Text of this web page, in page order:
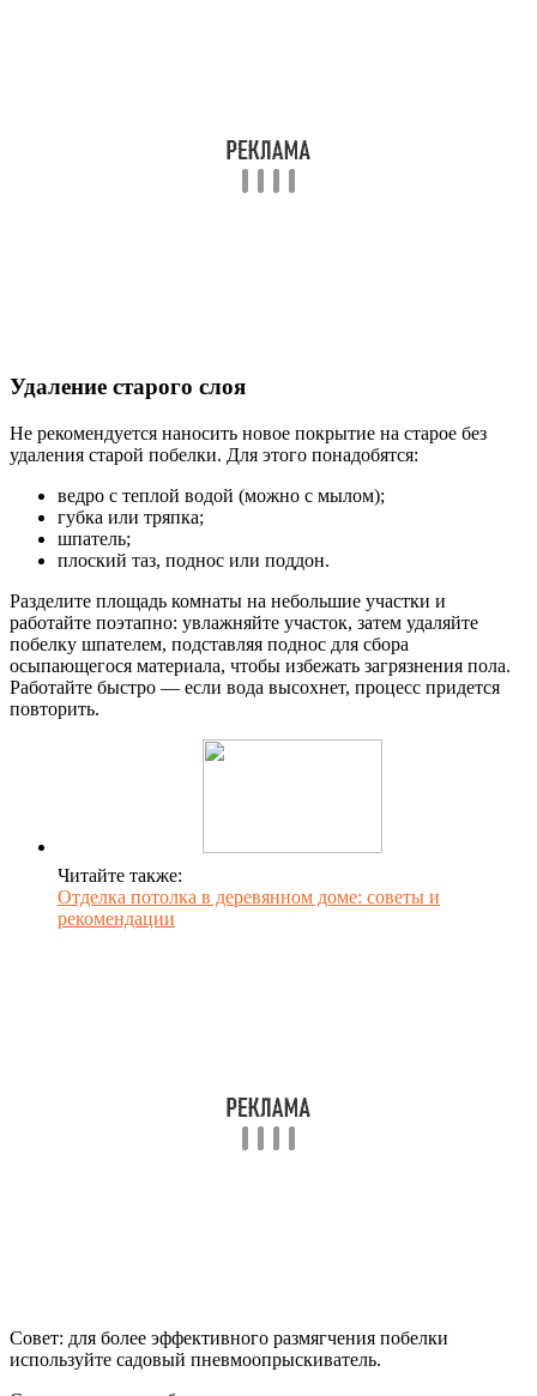
Удаление старого слоя
Не рекомендуется наносить новое покрытие на старое без
удаления старой побелки. Для этого понадобятся:
ведро с теплой водой (можно с мылом);
губка или тряпка;
шпатель;
плоский таз, поднос или поддон.
Разделите площадь комнаты на небольшие участки и
работайте поэтапно: увлажняйте участок, затем удаляйте
побелку шпателем, подставляя поднос для сбора
осыпающегося материала, чтобы избежать загрязнения пола.
Работайте быстро — если вода высохнет, процесс придется
повторить.
Читайте также:
Отделка потолка в деревянном доме: советы и
рекомендации
Совет: для более эффективного размягчения побелки
используйте садовый пневмоопрыскиватель.